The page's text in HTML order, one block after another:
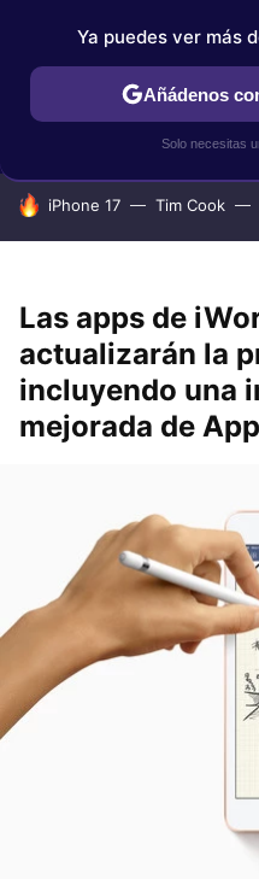
IPHONE TUTORIALES
HOY SE HABLA DE
iPhone 17 Tim Cook
Las apps de
actualizarán la
incluyendo una
mejorada de
Ya puedes ver más
Añádenos
Solo necesitas